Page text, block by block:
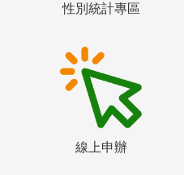
性別統計專區
線上申辦